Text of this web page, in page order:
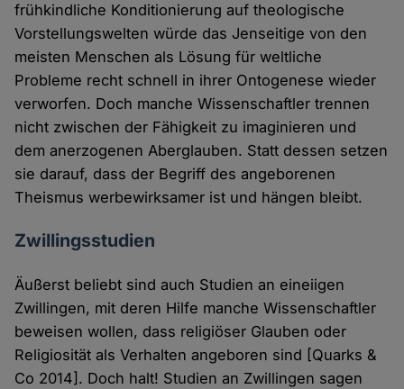
frühkindliche Konditionierung auf theologische
Vorstellungswelten würde das Jenseitige von den
meisten Menschen als Lösung für weltliche
Probleme recht schnell in ihrer Ontogenese wieder
verworfen. Doch manche Wissenschaftler trennen
nicht zwischen der Fähigkeit zu imaginieren und
dem anerzogenen Aberglauben. Statt dessen setzen
sie darauf, dass der Begriff des angeborenen
Theismus werbewirksamer ist und hängen bleibt.
Zwillingsstudien
Äußerst beliebt sind auch Studien an eineiigen
Zwillingen, mit deren Hilfe manche Wissenschaftler
beweisen wollen, dass religiöser Glauben oder
Religiosität als Verhalten angeboren sind [Quarks &
Co 2014]. Doch halt! Studien an Zwillingen sagen